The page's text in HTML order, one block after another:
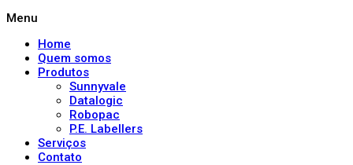
Menu
Home
Quem somos
Produtos
Sunnyvale
Datalogic
Robopac
P.E. Labellers
Serviços
Contato